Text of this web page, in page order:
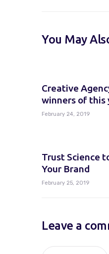
You May
Creative
winners of this
February 24, 2019
Trust Science
Your Brand
February 25, 2019
Leave a